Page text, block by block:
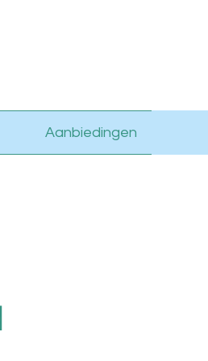
Aanbiedingen